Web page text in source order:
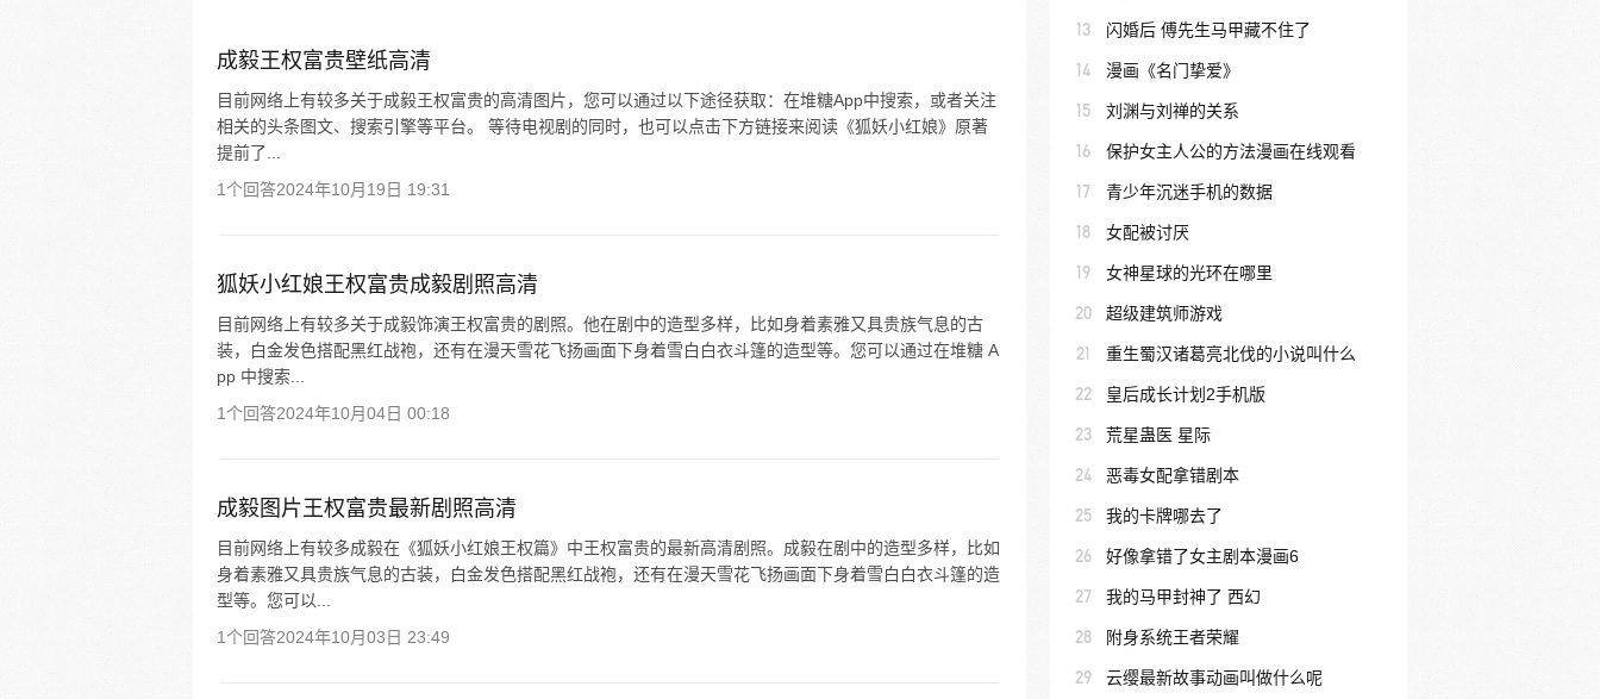
成毅王权富贵壁纸高清
目前网络上有较多关于成毅王权富贵的高清图片，您可以通过以下途径获取：在堆糖App中搜索，或者关注
相关的头条图文、搜索引擎等平台。 等待电视剧的同时，也可以点击下方链接来阅读《狐妖小红娘》原著
提前了...
1个回答2024年10月19日 19:31
狐妖小红娘王权富贵成毅剧照高清
目前网络上有较多关于成毅饰演王权富贵的剧照。他在剧中的造型多样，比如身着素雅又具贵族气息的古
装，白金发色搭配黑红战袍，还有在漫天雪花飞扬画面下身着雪白白衣斗篷的造型等。您可以通过在堆糖 A
pp 中搜索...
1个回答2024年10月04日 00:18
成毅图片王权富贵最新剧照高清
目前网络上有较多成毅在《狐妖小红娘王权篇》中王权富贵的最新高清剧照。成毅在剧中的造型多样，比如
身着素雅又具贵族气息的古装，白金发色搭配黑红战袍，还有在漫天雪花飞扬画面下身着雪白白衣斗篷的造
型等。您可以...
1个回答2024年10月03日 23:49
13 闪婚后 傅先生马甲藏不住了
14 漫画《名门挚爱》
15 刘渊与刘禅的关系
16 保护女主人公的方法漫画在线观看
17 青少年沉迷手机的数据
18 女配被讨厌
19 女神星球的光环在哪里
20 超级建筑师游戏
21 重生蜀汉诸葛亮北伐的小说叫什么
22 皇后成长计划2手机版
23 荒星蛊医 星际
24 恶毒女配拿错剧本
25 我的卡牌哪去了
26 好像拿错了女主剧本漫画6
27 我的马甲封神了 西幻
28 附身系统王者荣耀
29 云缨最新故事动画叫做什么呢